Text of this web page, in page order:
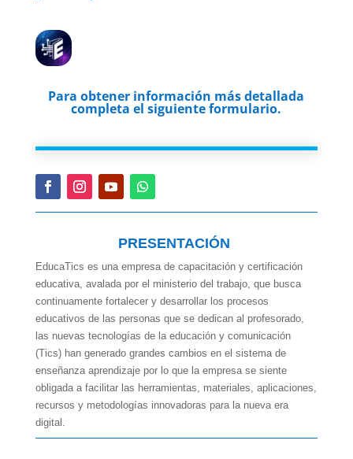
Para obtener información más detallada
completa el siguiente formulario.
PRESENTACIÓN
EducaTics es una empresa de capacitación y certificación
educativa, avalada por el ministerio del trabajo, que busca
continuamente fortalecer y desarrollar los procesos
educativos de las personas que se dedican al profesorado,
las nuevas tecnologías de la educación y comunicación
(Tics) han generado grandes cambios en el sistema de
enseñanza aprendizaje por lo que la empresa se siente
obligada a facilitar las herramientas, materiales, aplicaciones,
recursos y metodologías innovadoras para la nueva era
digital.